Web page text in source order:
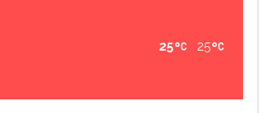
25
25